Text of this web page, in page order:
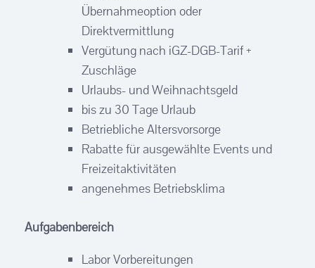
Übernahmeoption oder
Direktvermittlung
Vergütung nach iGZ-DGB-Tarif +
Zuschläge
Urlaubs- und Weihnachtsgeld
bis zu 30 Tage Urlaub
Betriebliche Altersvorsorge
Rabatte für ausgewählte Events und
Freizeitaktivitäten
angenehmes Betriebsklima
Aufgabenbereich
Labor Vorbereitungen